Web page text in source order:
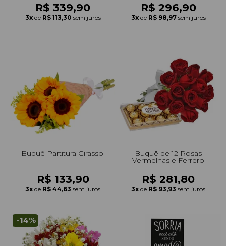
R$ 339,90
3x de R$ 113,30 sem juros
R$ 296,90
3x de R$ 98,97 sem juros
Buquê Partitura Girassol
R$ 133,90
3x de R$ 44,63 sem juros
Buquê de 12 Rosas
Vermelhas e Ferrero
R$ 281,80
3x de R$ 93,93 sem juros
-14%